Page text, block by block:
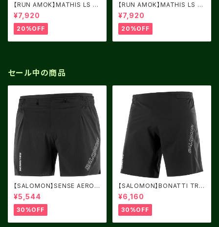
【RUN AMOK】MATHIS LS F
OREST
¥7,920
20%OFF
【RUN AMOK】MATHIS LS B
LACK FJORD
¥7,920
20%OFF
セール中の商品
【SALOMON】SENSE AERO
5" DEEP BLACK
¥5,544
30%OFF
【SALOMON】BONATTI TRAI
L ユニセックス
¥6,160
30%OFF